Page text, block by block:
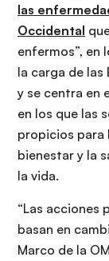
las
Occidental
enfermos”, en
la carga de las
y se centra en
en los que las
propicios para
bienestar y la
la vida.
“Las acciones
basan en
Marco de la